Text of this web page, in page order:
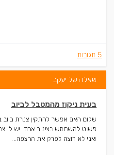
5 תגובות
שאלה של יעקב
בעית ניקוז מהמטבל לביוב
שלום האם אפשר להתקין צנרת ביוב
פשוט להשתמש בצינור אחד. יש לי
ואני לא רוצה לפרק את הרצפה...